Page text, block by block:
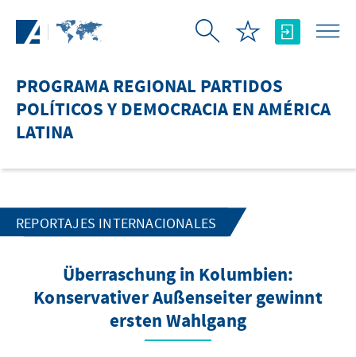
PROGRAMA REGIONAL PARTIDOS
POLÍTICOS Y DEMOCRACIA EN AMÉRICA
LATINA
REPORTAJES INTERNACIONALES
Überraschung in Kolumbien:
Konservativer Außenseiter gewinnt
ersten Wahlgang